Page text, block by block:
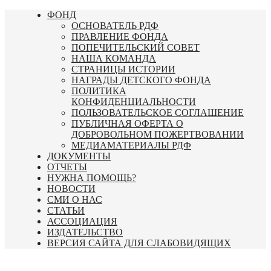
Перейти
ФОНД
ОСНОВАТЕЛЬ РДФ
ПРАВЛЕНИЕ ФОНДА
ПОПЕЧИТЕЛЬСКИЙ СОВЕТ
НАША КОМАНДА
СТРАНИЦЫ ИСТОРИИ
НАГРАДЫ ДЕТСКОГО ФОНДА
ПОЛИТИКА
КОНФИДЕНЦИАЛЬНОСТИ
ПОЛЬЗОВАТЕЛЬСКОЕ СОГЛАШЕНИЕ
ПУБЛИЧНАЯ ОФЕРТА О
ДОБРОВОЛЬНОМ ПОЖЕРТВОВАНИИ
МЕДИАМАТЕРИАЛЫ РДФ
ДОКУМЕНТЫ
ОТЧЕТЫ
НУЖНА ПОМОЩЬ?
НОВОСТИ
СМИ О НАС
СТАТЬИ
АССОЦИАЦИЯ
ИЗДАТЕЛЬСТВО
ВЕРСИЯ САЙТА ДЛЯ СЛАБОВИДЯЩИХ